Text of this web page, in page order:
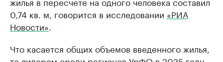
0,74 кв. м, говорится в исследовании «РИА
Новости»
Что касается общих объемов введенного жилья,